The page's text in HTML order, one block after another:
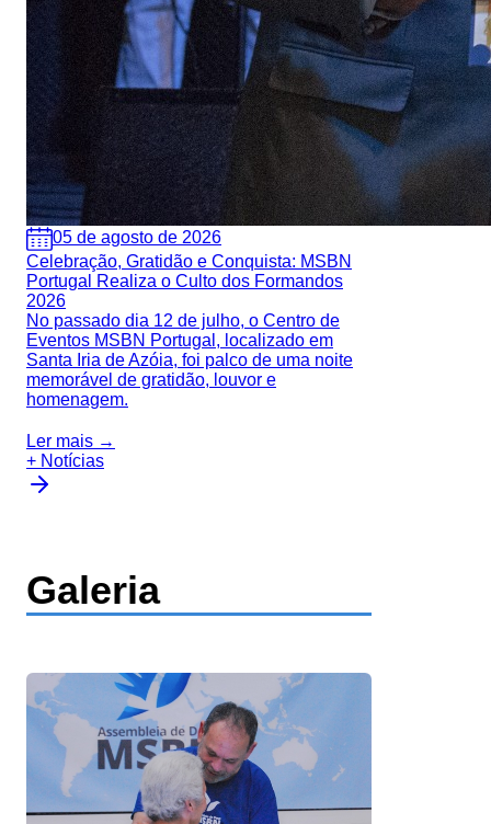
05 de agosto de 2026
Celebração, Gratidão e Conquista: MSBN
Portugal Realiza o Culto dos Formandos
2026
No passado dia 12 de julho, o Centro de
Eventos MSBN Portugal, localizado em
Santa Iria de Azóia, foi palco de uma noite
memorável de gratidão, louvor e
homenagem.
Ler mais →
+ Notícias
Galeria